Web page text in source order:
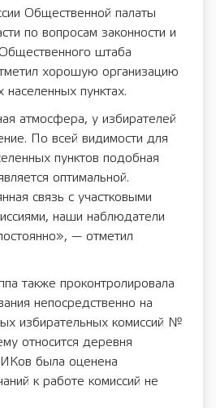
Общественной палаты
по вопросам законности и
штаба
хорошую организацию
пунктах.
атмосфера, у избирателей
По всей видимости для
пунктов подобная
оптимальной.
связь с участковыми
наши наблюдатели
— отметил
также проконтролировала
непосредственно на
избирательных комиссий №
относится деревня
была оценена
к работе комиссий не